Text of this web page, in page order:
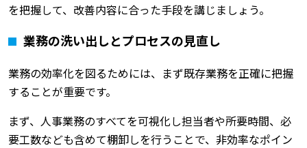
を把握して、改善内容に合った手段を講じましょう。
業務の洗い出しとプロセスの見直し
業務の効率化を図るためには、まず既存業務を正確に把握
することが重要です。
まず、人事業務のすべてを可視化し担当者や所要時間、必
要工数なども含めて棚卸しを行うことで、非効率なポイン